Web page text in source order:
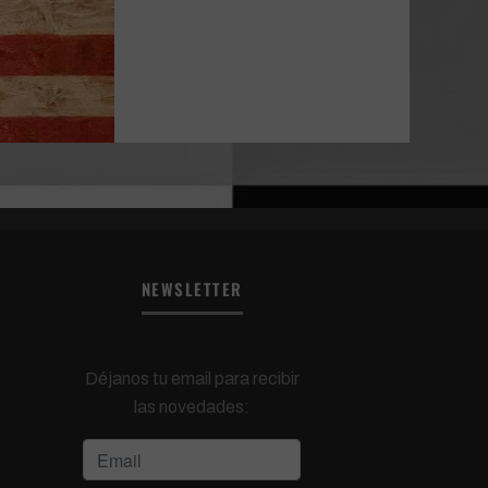
NEWSLETTER
Déjanos tu email para recibir
las novedades: